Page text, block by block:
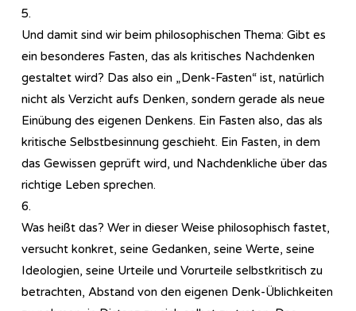
5.
Und damit sind wir beim philosophischen Thema: Gibt es
ein besonderes Fasten, das als kritisches Nachdenken
gestaltet wird? Das also ein „Denk-Fasten“ ist, natürlich
nicht als Verzicht aufs Denken, sondern gerade als neue
Einübung des eigenen Denkens. Ein Fasten also, das als
kritische Selbstbesinnung geschieht. Ein Fasten, in dem
das Gewissen geprüft wird, und Nachdenkliche über das
richtige Leben sprechen.
6.
Was heißt das? Wer in dieser Weise philosophisch fastet,
versucht konkret, seine Gedanken, seine Werte, seine
Ideologien, seine Urteile und Vorurteile selbstkritisch zu
betrachten, Abstand von den eigenen Denk-Üblichkeiten